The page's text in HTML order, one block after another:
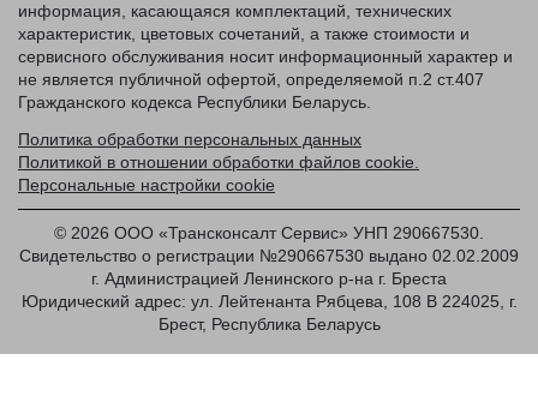
информация, касающаяся комплектаций, технических
характеристик, цветовых сочетаний, а также стоимости и
сервисного обслуживания носит информационный характер и
не является публичной офертой, определяемой п.2 ст.407
Гражданского кодекса Республики Беларусь.
Политика обработки персональных данных
Политикой в отношении обработки файлов cookie.
Персональные настройки cookie
© 2026 ООО «Трансконсалт Сервис» УНП 290667530.
Свидетельство о регистрации №290667530 выдано 02.02.2009
г. Администрацией Ленинского р-на г. Бреста
Юридический адрес: ул. Лейтенанта Рябцева, 108 В 224025, г.
Брест, Республика Беларусь